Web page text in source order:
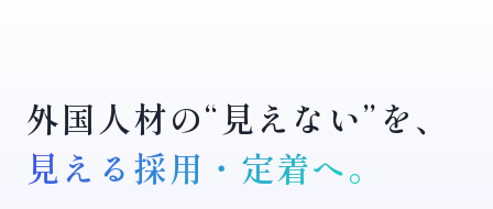
外国人材の“見えない”を、
見える採用・定着へ。